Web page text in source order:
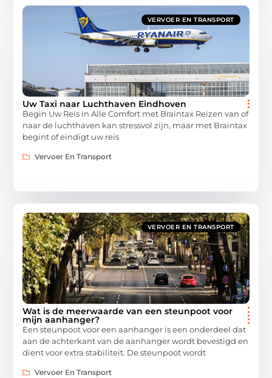
VERVOER EN TRANSPORT
Uw Taxi naar Luchthaven Eindhoven
Begin Uw Reis in Alle Comfort met Braintax Reizen van of
naar de luchthaven kan stressvol zijn, maar met Braintax
begint of eindigt uw reis
Vervoer En Transport
VERVOER EN TRANSPORT
Wat is de meerwaarde van een steunpoot voor
mijn aanhanger?
Een steunpoot voor een aanhanger is een onderdeel dat
aan de achterkant van de aanhanger wordt bevestigd en
dient voor extra stabiliteit. De steunpoot wordt
Vervoer En Transport